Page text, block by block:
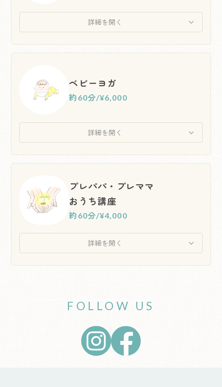
詳細を開く
ベビーヨガ
約60分/¥6,000
詳細を開く
プレパパ・プレママ
おうち講座
約60分/¥4,000
詳細を開く
FOLLOW US